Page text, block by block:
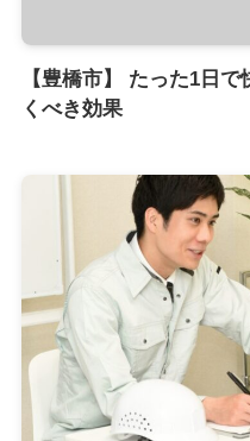
【豊橋市】 たった1日
くべき効果